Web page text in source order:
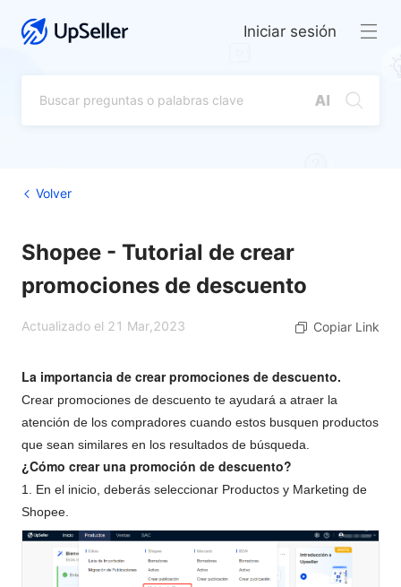
Iniciar sesión
Volver
Shopee - Tutorial de crear
promociones de descuento
Actualizado el 21 Mar,2023 Copiar Link
La importancia de crear promociones de descuento.
Crear promociones de descuento te ayudará a atraer la
atención de los compradores cuando estos busquen productos
que sean similares en los resultados de búsqueda.
¿Cómo crear una promoción de descuento?
1. En el inicio, deberás seleccionar Productos y Marketing de
Shopee.